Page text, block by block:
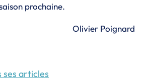
prochaine.
Olivier Poignard
ses articles